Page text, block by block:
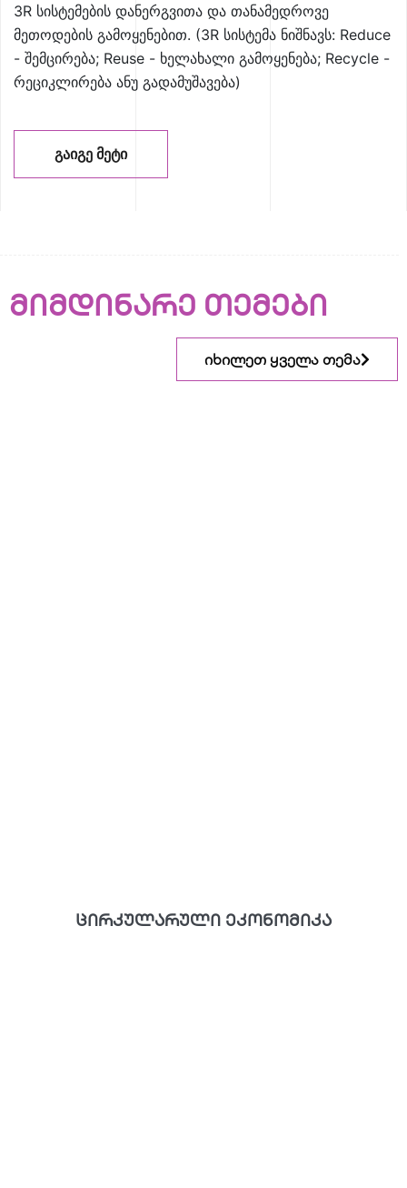
3R სისტემების დანერგვითა და თანამედროვე
მეთოდების გამოყენებით. (3R სისტემა ნიშნავს: Reduce
- შემცირება; Reuse - ხელახალი გამოყენება; Recycle -
რეციკლირება ანუ გადამუშავება)
ᲒᲐᲘᲒᲔ ᲛᲔᲢᲘ
მიმდინარე თემები
იხილეთ ყველა თემა
ცირკულარული ეკონომიკა